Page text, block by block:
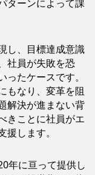
ターンによって課
し、目標達成意識
社員が失敗を恐
たケースです。
もなり、変革を阻
解決が進まない背
きことに社員がエ
します。
年に亘って提供し